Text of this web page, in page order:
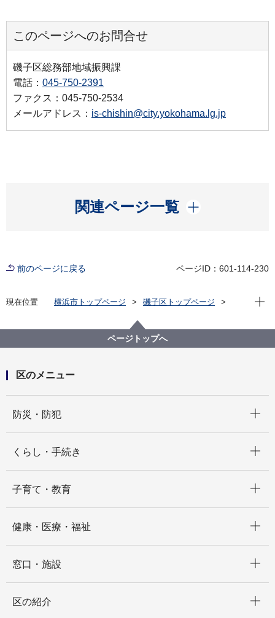
このページへのお問合せ
磯子区総務部地域振興課
電話： 045-750-2391
ファクス：045-750-2534
メールアドレス： is-chishin@city.yokohama.lg.jp
関連ページ一覧
開く
前のページに戻る ページID：601-114-230
現在位置 横浜市トップページ
磯子区トップページ
ISOGOフォトニュース
交通安全啓発のラッピングバスが運行中です！
現在
ページトップへ
区のメニュー
防災・防犯
くらし・手続き
子育て・教育
健康・医療・福祉
窓口・施設
区の紹介